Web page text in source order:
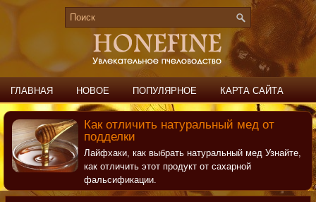
ГЛАВНАЯ НОВОЕ ПОПУЛЯРНОЕ КАРТА САЙТА
ПОИСК КОНТАКТЫ
Как отличить натуральный мед от
подделки
Лайфхаки, как выбрать натуральный мед Узнайте,
как отличить этот продукт от сахарной
фальсификации.